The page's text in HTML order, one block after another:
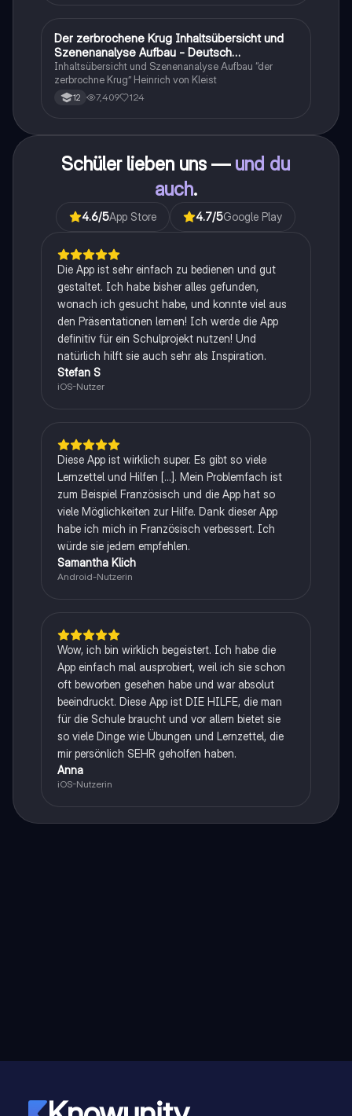
Deutsch
Der zerbrochene Krug Inhaltsübersicht und
Szenenanalyse Aufbau - Deutsch
Q1/Q2/Abitur
Inhaltsübersicht und Szenenanalyse Aufbau “der
zerbrochne Krug” Heinrich von Kleist
12 7,409 124
Schüler lieben uns — und du
auch.
4.6/5App Store 4.7/5Google Play
Die App ist sehr einfach zu bedienen und gut
gestaltet. Ich habe bisher alles gefunden,
wonach ich gesucht habe, und konnte viel aus
den Präsentationen lernen! Ich werde die App
definitiv für ein Schulprojekt nutzen! Und
natürlich hilft sie auch sehr als Inspiration.
Stefan S
iOS-Nutzer
Diese App ist wirklich super. Es gibt so viele
Lernzettel und Hilfen [...]. Mein Problemfach ist
zum Beispiel Französisch und die App hat so
viele Möglichkeiten zur Hilfe. Dank dieser App
habe ich mich in Französisch verbessert. Ich
würde sie jedem empfehlen.
Samantha Klich
Android-Nutzerin
Wow, ich bin wirklich begeistert. Ich habe die
App einfach mal ausprobiert, weil ich sie schon
oft beworben gesehen habe und war absolut
beeindruckt. Diese App ist DIE HILFE, die man
für die Schule braucht und vor allem bietet sie
so viele Dinge wie Übungen und Lernzettel, die
mir persönlich SEHR geholfen haben.
Anna
iOS-Nutzerin